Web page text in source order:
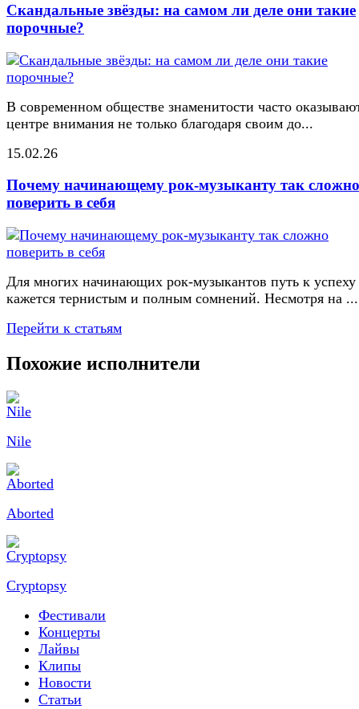
Скандальные звёзды: на самом ли деле они такие
порочные?
В современном обществе знаменитости часто
центре внимания не только благодаря своим до...
15.02.26
Почему начинающему рок-музыканту так сложно
поверить в себя
Для многих начинающих рок-музыкантов путь к успеху
кажется тернистым и полным сомнений. Несмотря на ...
Перейти к статьям
Похожие исполнители
Nile
Aborted
Cryptopsy
Фестивали
Концерты
Лайвы
Клипы
Новости
Статьи